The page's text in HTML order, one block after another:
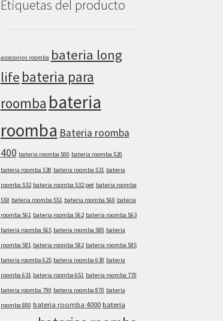
Etiquetas del producto
accesorios roomba bateria long
life bateria para
roomba bateria
roomba Bateria roomba
400 bateria roomba 500 bateria roomba 520
bateria roomba 530 bateria roomba 531 bateria
roomba 532 bateria roomba 532 pet bateria roomba
550 bateria roomba 551 bateria roomba 560 bateria
roomba 561 bateria roomba 562 bateria roomba 563
bateria roomba 565 bateria roomba 580 bateria
roomba 581 bateria roomba 582 bateria roomba 585
bateria roomba 625 bateria roomba 630 bateria
roomba 631 bateria roomba 651 bateria roomba 770
bateria roomba 790 bateria roomba 870 bateria
roomba 880 bateria roomba 4000 bateria